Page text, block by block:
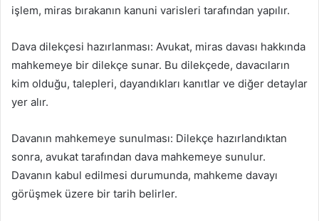
işlem, miras bırakanın kanuni varisleri tarafından yapılır.
Dava dilekçesi hazırlanması: Avukat, miras davası hakkında
mahkemeye bir dilekçe sunar. Bu dilekçede, davacıların
kim olduğu, talepleri, dayandıkları kanıtlar ve diğer detaylar
yer alır.
Davanın mahkemeye sunulması: Dilekçe hazırlandıktan
sonra, avukat tarafından dava mahkemeye sunulur.
Davanın kabul edilmesi durumunda, mahkeme davayı
görüşmek üzere bir tarih belirler.